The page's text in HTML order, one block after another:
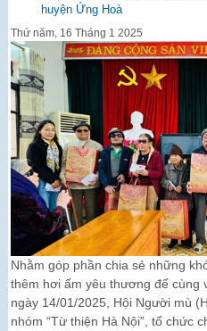
huyện Ứng Hoà
Thứ năm, 16 Tháng 1 2025
Nhằm góp phần chia sẻ những
thêm hơi ấm yêu thương để cùng
ngày 14/01/2025, Hội Người mù
nhóm “Từ thiện Hà Nội”, tổ chức